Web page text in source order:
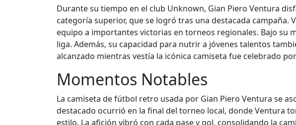
Durante su tiempo en el club Unknown, Gian Piero Ventura
categoría superior, que se logró tras una destacada
equipo a importantes victorias en torneos regionales. Bajo
liga. Además, su capacidad para nutrir a jóvenes talentos
alcanzado mientras vestía la icónica camiseta fue celebrado
Momentos Notables
La camiseta de fútbol retro usada por Gian Piero Ventura se
destacado ocurrió en la final del torneo local, donde Ventura
estilo. La afición vibró con cada pase y gol, consolidando la